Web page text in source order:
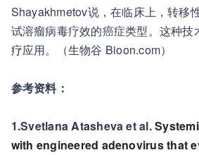
Shayakhmetov说，在临床上，转移
试溶瘤病毒疗效的癌症类型。这种技
疗应用。（生物谷 Bioon.com）
参考资料：
1.Svetlana Atasheva et al.
with engineered adenovirus that